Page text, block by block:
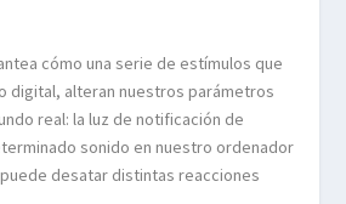
cómo una serie de estímulos que
digital, alteran nuestros parámetros
real: la luz de notificación de
sonido en nuestro ordenador
desatar distintas reacciones